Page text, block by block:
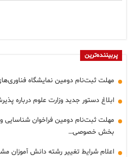
پربیننده‌ترین
مهلت ثبت‌نام دومین نمایشگاه
ابلاغ دستور جدید وزارت علوم درباره
مهلت ثبت‌نام دومین فراخوان شناسایی
بخش خصوصی…
اعلام شرایط تغییر رشته دانش آموزان